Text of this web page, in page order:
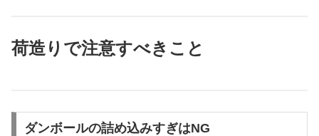
荷造りで注意すべきこと
ダンボールの詰め込みすぎはNG